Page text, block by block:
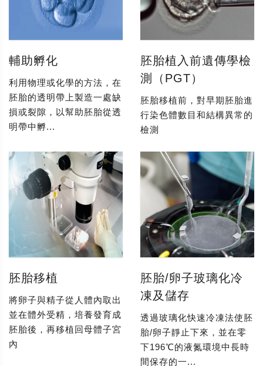
輔助孵化
利用物理或化學的方法，在
胚胎的透明帶上製造一處缺
損或裂隙，以幫助胚胎從透
明帶中孵...
胚胎植入前遺傳學檢
測（PGT）
胚胎移植前，對早期胚胎進
行染色體數目和結構異常的
檢測
胚胎移植
將卵子與精子從人體內取出
並在體外受精，培養發育成
胚胎後，再移植回母體子宮
內
胚胎/卵子玻璃化冷
凍及儲存
透過玻璃化快速冷凍法使胚
胎/卵子靜止下來，並在零
下196℃的液氮環境中長時
間保存的一...